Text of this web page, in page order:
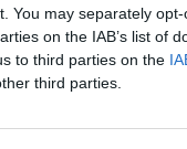
You may separately
on the IAB’s list of
to third parties on the
third parties.